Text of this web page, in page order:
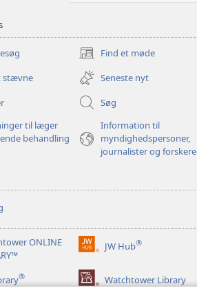
Find et møde
(åbner
nyt
vindue)
stævne
Seneste nyt
Søg
til læger
behandling
Information til
myndighedspersoner,
journalister og forskere
ONLINE
JW Hub®
(åbner
vindue)
® Watchtower Library